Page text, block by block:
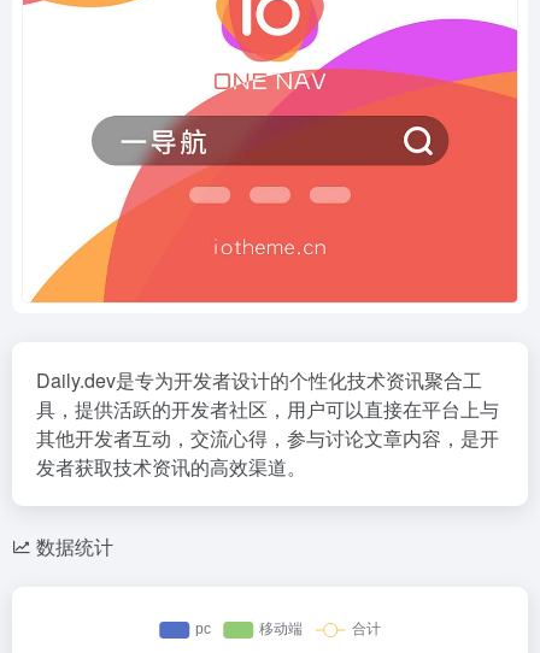
Daily.dev是专为开发者设计的个性化技术资讯聚合工
具，提供活跃的开发者社区，用户可以直接在平台上与
其他开发者互动，交流心得，参与讨论文章内容，是开
发者获取技术资讯的高效渠道。
数据统计